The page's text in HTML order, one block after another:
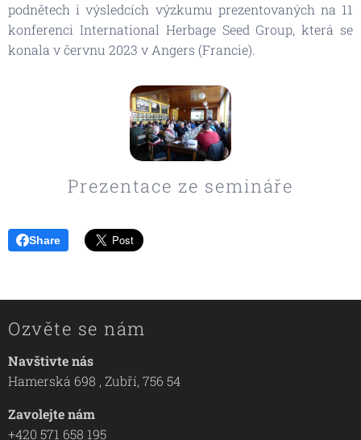
podnětech i výsledcích výzkumu prezentovaných na 11
konferenci International Herbage Seed Group, která se
konala v červnu 2023 v Angers (Francie).
Prezentace ze semináře
Share
Ozvěte se nám
Navštivte nás
Hamerská 698 , Zubří, 756 54
Zavolejte nám
+420 571 658 195